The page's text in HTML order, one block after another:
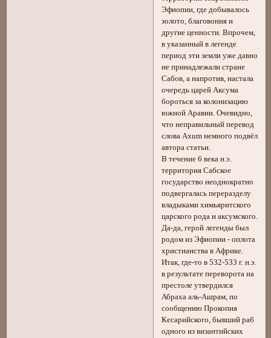
Эфиопии, где добывалось
золото, благовония и
другие ценности. Впрочем,
в указанный в легенде
период эти земли уже давно
не принадлежали стране
Сабов, а напротив, настала
очередь царей Аксума
бороться за колонизацию
южной Аравии. Очевидно,
что неправильный перевод
слова Axum немного подвёл
автора статьи.
В течение 6 века н.э.
территория Сабское
государство неоднократно
подвергалась переразделу
владыками химьяритского
царского рода и аксумского.
Да-да, герой легенды был
родом из Эфиопии - оплота
христианства в Африке.
Итак, где-то в 532-533 г. н.э.
в результате переворота на
престоле утвердился
Абраха аль-Ашрам, по
сообщению Прокопия
Кесарийского, бывший раб
одного из византийских